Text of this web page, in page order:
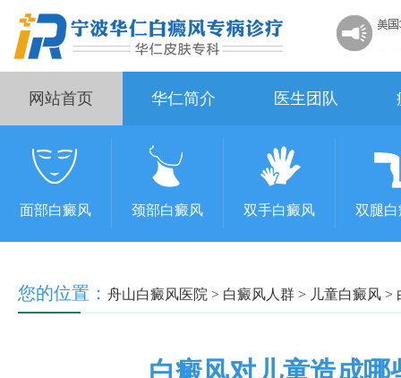
网站首页 华仁简介 医生团队
面部白癜风 颈部白癜风 双手白癜风 双腿
您的位置： 舟山白癜风医院 > 白癜风人群 > 儿童白癜风 >
白癜风对儿童造成哪